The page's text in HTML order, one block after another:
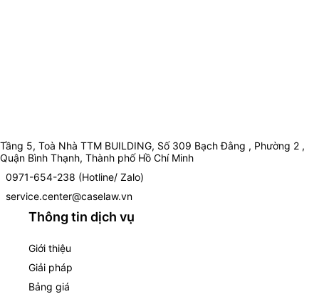
Tầng 5, Toà Nhà TTM BUILDING, Số 309 Bạch Đằng , Phường 2 ,
Quận Bình Thạnh, Thành phố Hồ Chí Minh
0971-654-238 (Hotline/ Zalo)
service.center@caselaw.vn
Thông tin dịch vụ
Giới thiệu
Giải pháp
Bảng giá